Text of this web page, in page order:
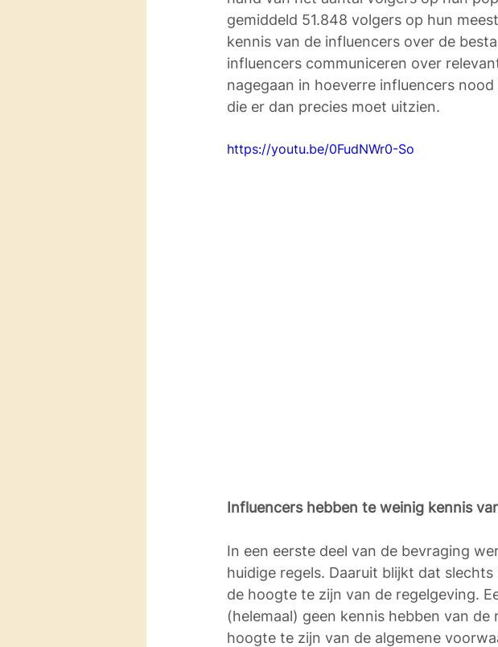
gemiddeld 51.848 volgers op hun
kennis van de influencers over de
influencers communiceren over
nagegaan in hoeverre influencers
die er dan precies moet uitzien.
https://youtu.be/0FudNWr0-So
Influencers hebben te weinig kennis
In een eerste deel van de bevraging
huidige regels. Daaruit blijkt dat
de hoogte te zijn van de regelgeving.
(helemaal) geen kennis hebben van
hoogte te zijn van de algemene